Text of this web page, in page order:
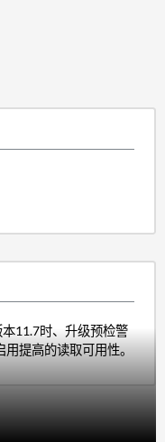
11.7时、升级预检警
提高的读取可用性。